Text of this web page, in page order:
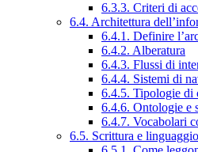
6.3.3. Criteri di
6.4. Architettura
6.4.1. Definire
6.4.2. Alberatura
6.4.3. Flussi di
6.4.4. Sistemi di
6.4.5. Tipologie di
6.4.6. Ontologie e
6.4.7. Vocabolari
6.5. Scrittura e linguaggio